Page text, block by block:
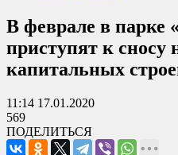
В феврале в парке
приступят к сносу
капитальных
11:14 17.01.2020
569
ПОДЕЛИТЬСЯ